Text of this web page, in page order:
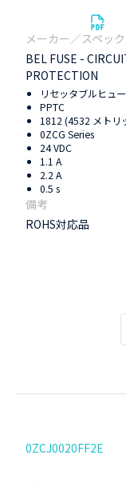
BEL FUSE -
PROTECTION
リセッタブルヒュ
PPTC
1812 (4532 メトリ
0ZCG Series
24 VDC
1.1 A
2.2 A
0.5 s
ROHS対応品
0ZCJ0020FF2E